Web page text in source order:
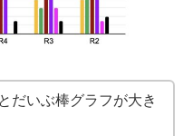
だいぶ棒グラフが大き